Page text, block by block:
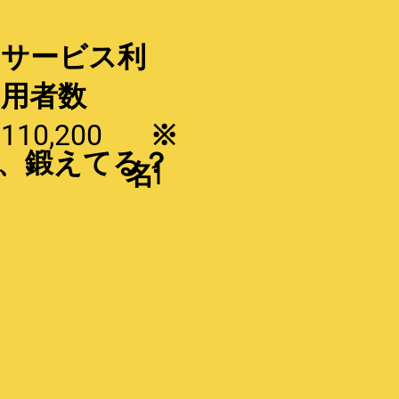
サービス利
用者数
110,200
名
※
1
鍛えてる？